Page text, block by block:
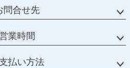
問合せ先
業時間
払い方法